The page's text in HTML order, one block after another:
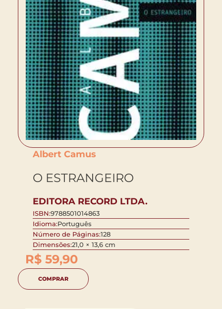
Albert Camus
O ESTRANGEIRO
EDITORA RECORD LTDA.
ISBN:9788501014863
Idioma:Português
Número de Páginas:128
Dimensões:21,0 × 13,6 cm
R$ 59,90
COMPRAR